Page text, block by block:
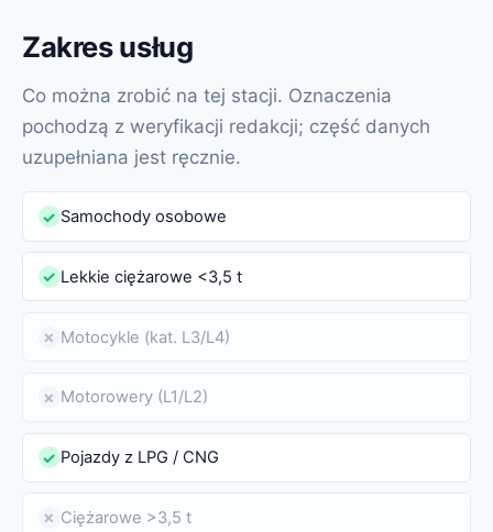
Zakres usług
Co można zrobić na tej stacji. Oznaczenia
pochodzą z weryfikacji redakcji; część danych
uzupełniana jest ręcznie.
✓ Samochody osobowe
✓ Lekkie ciężarowe <3,5 t
✗ Motocykle (kat. L3/L4)
✗ Motorowery (L1/L2)
✓ Pojazdy z LPG / CNG
✗ Ciężarowe >3,5 t